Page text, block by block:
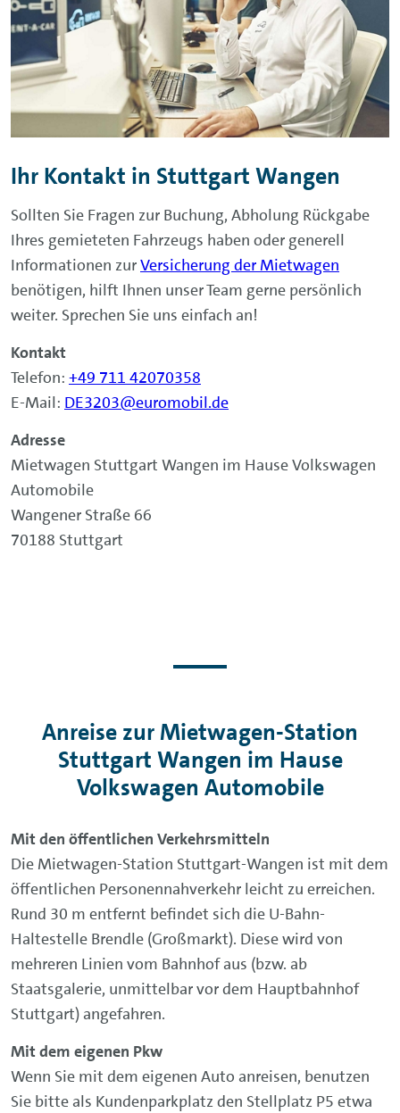
Ihr Kontakt in Stuttgart Wangen
Sollten Sie Fragen zur Buchung, Abholung Rückgabe
Ihres gemieteten Fahrzeugs haben oder generell
Informationen zurVersicherung der Mietwagen
benötigen, hilft Ihnen unser Team gerne persönlich
weiter. Sprechen Sie uns einfach an!
Kontakt
Telefon: +49 711 42070358
E-Mail: DE3203@euromobil.de
Adresse
Mietwagen Stuttgart Wangen im Hause Volkswagen
Automobile
Wangener Straße 66
70188 Stuttgart
Anreise zur Mietwagen-Station
Stuttgart Wangen im Hause
Volkswagen Automobile
Mit den öffentlichen Verkehrsmitteln
Die Mietwagen-Station Stuttgart-Wangen ist mit dem
öffentlichen Personennahverkehr leicht zu erreichen.
Rund 30 m entfernt befindet sich die U-Bahn-
Haltestelle Brendle (Großmarkt). Diese wird von
mehreren Linien vom Bahnhof aus (bzw. ab
Staatsgalerie, unmittelbar vor dem Hauptbahnhof
Stuttgart) angefahren.
Mit dem eigenen Pkw
Wenn Sie mit dem eigenen Auto anreisen, benutzen
Sie bitte als Kundenparkplatz den Stellplatz P5 etwa